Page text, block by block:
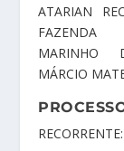
ATARIAN
FAZENDA
MARINHO
MÁRCIO